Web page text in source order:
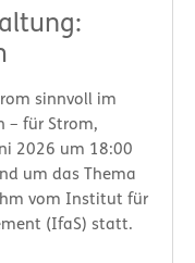
sinnvoll im
– für Strom,
2026 um 18:00
um das Thema
vom Institut für
(IfaS) statt.